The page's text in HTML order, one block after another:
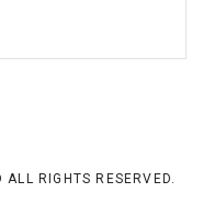
RIGHTS RESERVED.